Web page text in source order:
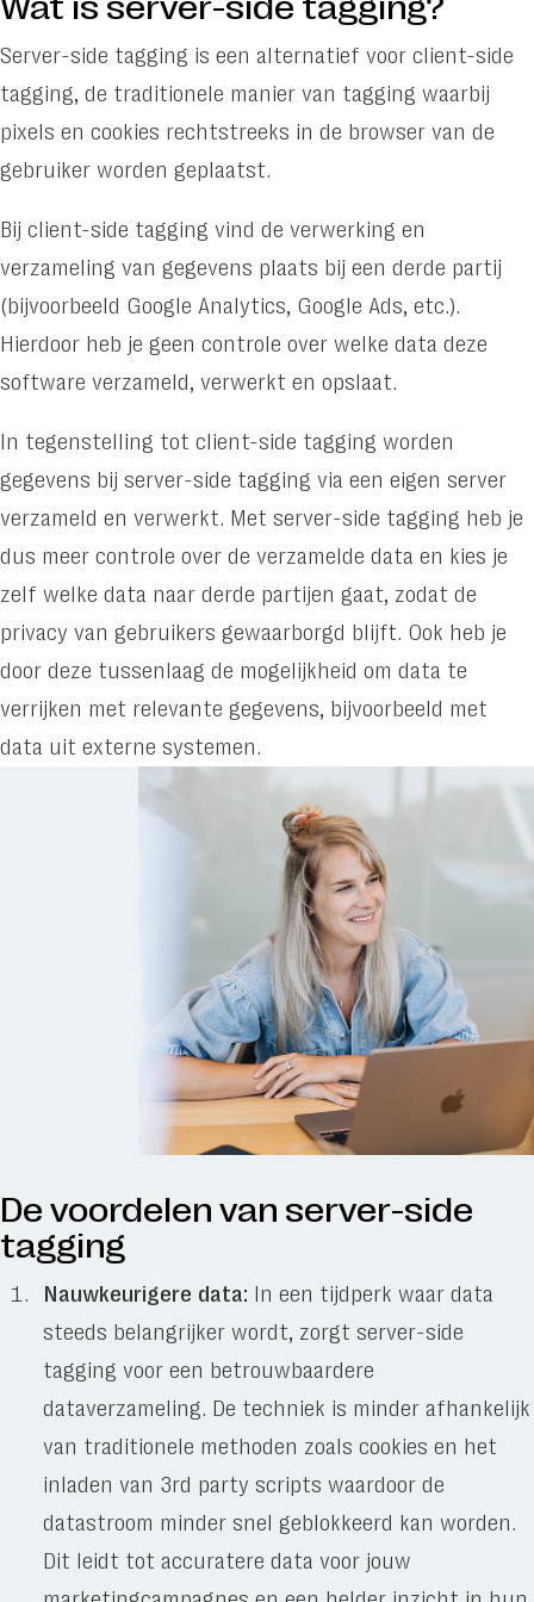
Request for proposal
Clients
info@friday.nl
+31 523 71 28 28
news
De kracht
van een AI-
gedreven
kennisbank:
van
verspreide
informatie
naar
bruikbare
Wat is server-side tagging?
Server-side tagging is een alternatief voor client-side
tagging, de traditionele manier van tagging waarbij
pixels en cookies rechtstreeks in de browser van de
gebruiker worden geplaatst.
Bij client-side tagging vind de verwerking en
verzameling van gegevens plaats bij een derde partij
(bijvoorbeeld Google Analytics, Google Ads, etc.).
Hierdoor heb je geen controle over welke data deze
software verzameld, verwerkt en opslaat.
In tegenstelling tot client-side tagging worden
gegevens bij server-side tagging via een eigen server
verzameld en verwerkt. Met server-side tagging heb je
dus meer controle over de verzamelde data en kies je
zelf welke data naar derde partijen gaat, zodat de
privacy van gebruikers gewaarborgd blijft. Ook heb je
door deze tussenlaag de mogelijkheid om data te
verrijken met relevante gegevens, bijvoorbeeld met
data uit externe systemen.
De voordelen van server-side
tagging
Nauwkeurigere data: In een tijdperk waar data
steeds belangrijker wordt, zorgt server-side
tagging voor een betrouwbaardere
dataverzameling. De techniek is minder afhankelijk
van traditionele methoden zoals cookies en het
inladen van 3rd party scripts waardoor de
datastroom minder snel geblokkeerd kan worden.
Dit leidt tot accuratere data voor jouw